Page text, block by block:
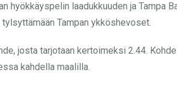
hyökkäyspelin laadukkuuden ja Tampa
Tampan ykköshevoset.
josta tarjotaan kertoimeksi 2.44.
kahdella maalilla.